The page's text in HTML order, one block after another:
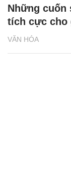
VĂN HÓA
Những cuốn
tích cực cho